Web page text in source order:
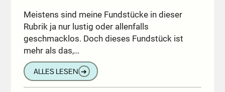
Meistens sind meine Fundstücke in dieser
Rubrik ja nur lustig oder allenfalls
geschmacklos. Doch dieses Fundstück ist
mehr als das,…
ALLES LESEN ➔